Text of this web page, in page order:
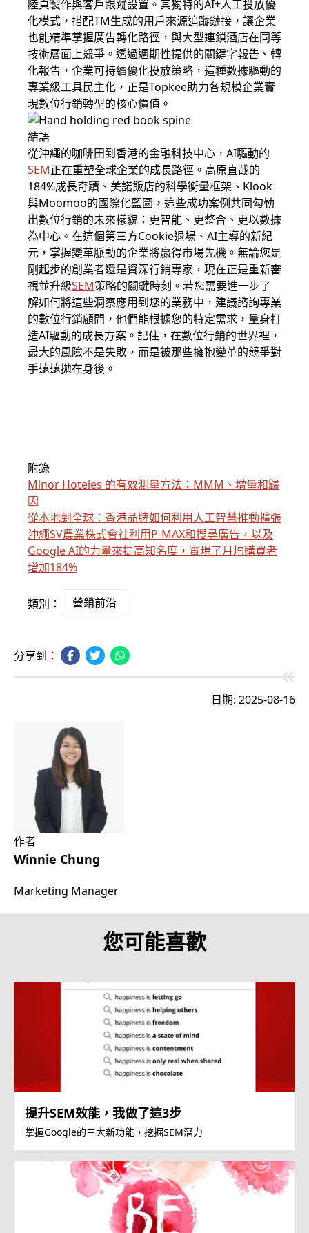
陸頁製作與客戶跟蹤設置。其獨特的AI+人工投放優
化模式，搭配TM生成的用戶來源追蹤鏈接，讓企業
也能精準掌握廣告轉化路徑，與大型連鎖酒店在同等
技術層面上競爭。透過週期性提供的關鍵字報告、轉
化報告，企業可持續優化投放策略，這種數據驅動的
專業級工具民主化，正是Topkee助力各規模企業實
現數位行銷轉型的核心價值。
結語
從沖繩的咖啡田到香港的金融科技中心，AI驅動的
SEM正在重塑全球企業的成長路徑。高原直哉的
184%成長奇蹟、美諾飯店的科學衡量框架、Klook
與Moomoo的國際化藍圖，這些成功案例共同勾勒
出數位行銷的未來樣貌：更智能、更整合、更以數據
為中心。在這個第三方Cookie退場、AI主導的新紀
元，掌握變革脈動的企業將贏得市場先機。無論您是
剛起步的創業者還是資深行銷專家，現在正是重新審
視並升級SEM策略的關鍵時刻。若您需要進一步了
解如何將這些洞察應用到您的業務中，建議諮詢專業
的數位行銷顧問，他們能根據您的特定需求，量身打
造AI驅動的成長方案。記住，在數位行銷的世界裡，
最大的風險不是失敗，而是被那些擁抱變革的競爭對
手遠遠拋在身後。
附錄
Minor Hoteles 的有效測量方法：MMM、增量和歸
因
從本地到全球：香港品牌如何利用人工智慧推動擴張
沖繩SV農業株式會社利用P-MAX和搜尋廣告，以及
Google AI的力量來提高知名度，實現了月均購買者
增加184%
類別： 營銷前沿
分享到：
日期: 2025-08-16
作者
Winnie Chung
Marketing Manager
您可能喜歡
提升SEM效能，我做了這3步
掌握Google的三大新功能，挖掘SEM潛力